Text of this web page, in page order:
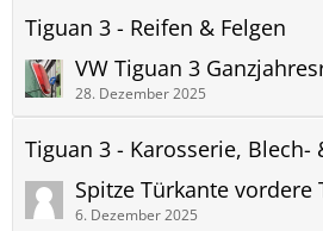
Tiguan 3 - Reifen & Felgen
28. Dezember 2025
Tiguan 3 - Karosserie, Blech-
Spitze Türkante vordere
6. Dezember 2025